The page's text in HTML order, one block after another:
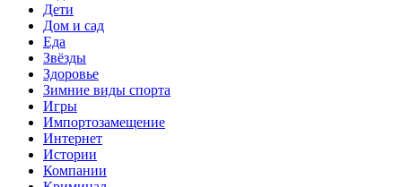
Дети
Дом и сад
Еда
Звёзды
Здоровье
Зимние виды спорта
Игры
Импортозамещение
Интернет
Истории
Компании